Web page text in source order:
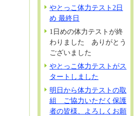
やとっこ体力テスト2日
め 最終日
1日めの体力テストが終
わりました ありがとう
ございました
やとっこ体力テストがス
タートしました
明日から体力テストの取
組 ご協力いただく保護
者の皆様、よろしくお願